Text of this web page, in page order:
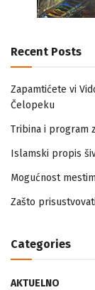
Recent Posts
Zapamtićete vi
Čelopeku
Tribina i program
Islamski propis
Mogućnost
Zašto
Categories
AKTUELNO